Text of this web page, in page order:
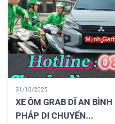
31/10/2025
XE ÔM GRAB DĨ AN
PHÁP DI CHUYỂN...